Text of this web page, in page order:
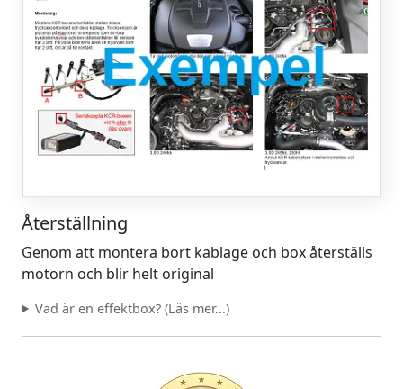
Återställning
Genom att montera bort kablage och box återställs
motorn och blir helt original
Vad är en effektbox? (Läs mer...)